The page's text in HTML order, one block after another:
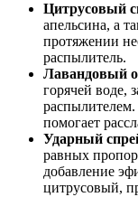
Цитрусовый
апельсина, а
протяжении
распылитель.
Лавандовый
горячей воде,
распылителем.
помогает
Ударный
равных
добавление
цитрусовый,